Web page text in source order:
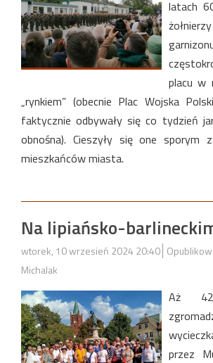
latach
placu w
„rynkiem” (obecnie Plac Wojska
faktycznie odbywały się co tydzień
obnośna). Cieszyły się one sporym
mieszkańców miasta.
Na lipiańsko-
wtorek, 10 wrzesień 2024 20:40
Michalak
Aż 42
przez